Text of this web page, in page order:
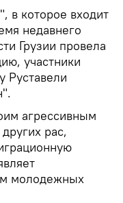
в которое входит
недавнего
Грузии провела
участники
Руставели
агрессивным
рас,
молодежных